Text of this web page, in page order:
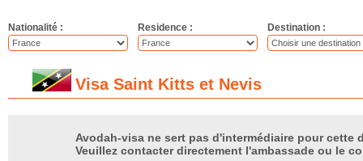
Nationalité : Residence : Destination :
Visa Saint Kitts et Nevis
Avodah-visa ne sert pas d'intermédiaire pour cette
Veuillez contacter directement l'ambassade ou le